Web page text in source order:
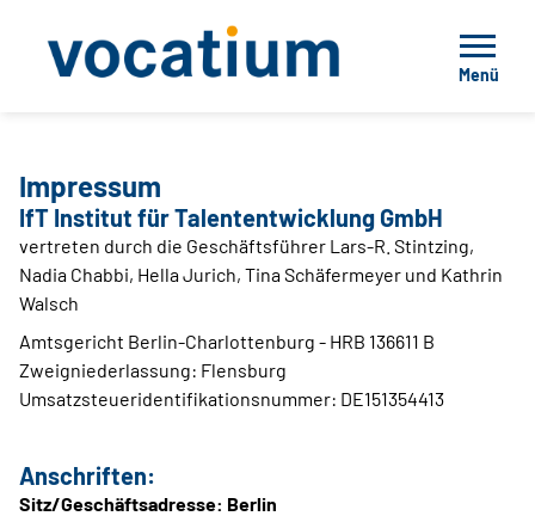
Menü
Impressum
IfT Institut für Talententwicklung GmbH
vertreten durch die Geschäftsführer Lars-R. Stintzing,
Nadia Chabbi, Hella Jurich, Tina Schäfermeyer und Kathrin
Walsch
Amtsgericht Berlin-Charlottenburg - HRB 136611 B
Zweigniederlassung: Flensburg
Umsatzsteueridentifikationsnummer: DE151354413
Anschriften:
Sitz/Geschäftsadresse: Berlin